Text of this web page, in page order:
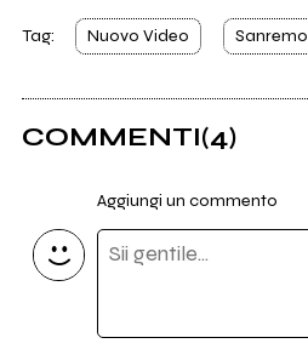
Tag: Nuovo Video Sanremo
COMMENTI(4)
Aggiungi un commento